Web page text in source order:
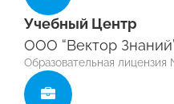
Учебный Центр
ООО “Вектор
Образовательная